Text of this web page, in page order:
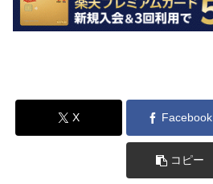
X Facebook
コピー